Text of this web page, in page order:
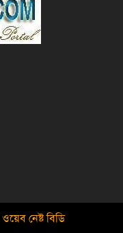
ওয়েব নেষ্ট বিডি